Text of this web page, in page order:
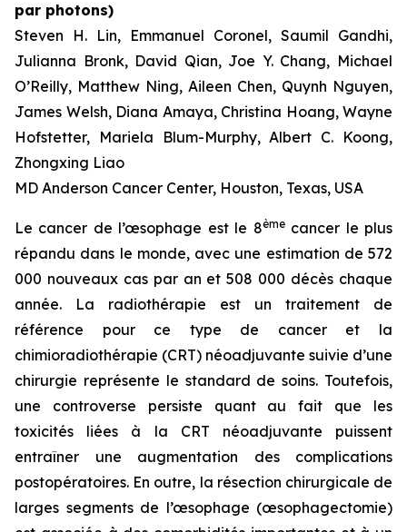
par photons)
Steven H. Lin, Emmanuel Coronel, Saumil Gandhi,
Julianna Bronk, David Qian, Joe Y. Chang, Michael
O’Reilly, Matthew Ning, Aileen Chen, Quynh Nguyen,
James Welsh, Diana Amaya, Christina Hoang, Wayne
Hofstetter, Mariela Blum-Murphy, Albert C. Koong,
Zhongxing Liao
MD Anderson Cancer Center, Houston, Texas, USA
Le cancer de l’œsophage est le 8èmecancer le plus
répandu dans le monde, avec une estimation de 572
000 nouveaux cas par an et 508 000 décès chaque
année. La radiothérapie est un traitement de
référence pour ce type de cancer et la
chimioradiothérapie (CRT) néoadjuvante suivie d’une
chirurgie représente le standard de soins. Toutefois,
une controverse persiste quant au fait que les
toxicités liées à la CRT néoadjuvante puissent
entraîner une augmentation des complications
postopératoires. En outre, la résection chirurgicale de
larges segments de l’œsophage (œsophagectomie)